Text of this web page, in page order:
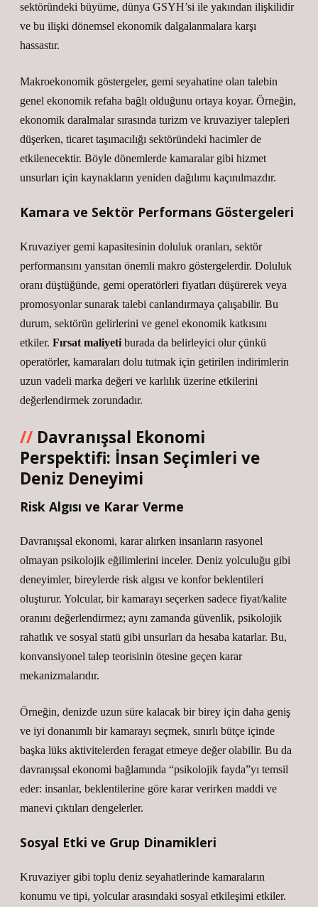
sektöründeki büyüme, dünya GSYH’si ile yakından ilişkilidir
ve bu ilişki dönemsel ekonomik dalgalanmalara karşı
hassastır.
Makroekonomik göstergeler, gemi seyahatine olan talebin
genel ekonomik refaha bağlı olduğunu ortaya koyar. Örneğin,
ekonomik daralmalar sırasında turizm ve kruvaziyer talepleri
düşerken, ticaret taşımacılığı sektöründeki hacimler de
etkilenecektir. Böyle dönemlerde kamaralar gibi hizmet
unsurları için kaynakların yeniden dağılımı kaçınılmazdır.
Kamara ve Sektör Performans Göstergeleri
Kruvaziyer gemi kapasitesinin doluluk oranları, sektör
performansını yansıtan önemli makro göstergelerdir. Doluluk
oranı düştüğünde, gemi operatörleri fiyatları düşürerek veya
promosyonlar sunarak talebi canlandırmaya çalışabilir. Bu
durum, sektörün gelirlerini ve genel ekonomik katkısını
etkiler. Fırsat maliyeti burada da belirleyici olur çünkü
operatörler, kamaraları dolu tutmak için getirilen indirimlerin
uzun vadeli marka değeri ve karlılık üzerine etkilerini
değerlendirmek zorundadır.
Davranışsal Ekonomi
Perspektifi: İnsan Seçimleri ve
Deniz Deneyimi
Risk Algısı ve Karar Verme
Davranışsal ekonomi, karar alırken insanların rasyonel
olmayan psikolojik eğilimlerini inceler. Deniz yolculuğu gibi
deneyimler, bireylerde risk algısı ve konfor beklentileri
oluşturur. Yolcular, bir kamarayı seçerken sadece fiyat/kalite
oranını değerlendirmez; aynı zamanda güvenlik, psikolojik
rahatlık ve sosyal statü gibi unsurları da hesaba katarlar. Bu,
konvansiyonel talep teorisinin ötesine geçen karar
mekanizmalarıdır.
Örneğin, denizde uzun süre kalacak bir birey için daha geniş
ve iyi donanımlı bir kamarayı seçmek, sınırlı bütçe içinde
başka lüks aktivitelerden feragat etmeye değer olabilir. Bu da
davranışsal ekonomi bağlamında “psikolojik fayda”yı temsil
eder: insanlar, beklentilerine göre karar verirken maddi ve
manevi çıktıları dengelerler.
Sosyal Etki ve Grup Dinamikleri
Kruvaziyer gibi toplu deniz seyahatlerinde kamaraların
konumu ve tipi, yolcular arasındaki sosyal etkileşimi etkiler.